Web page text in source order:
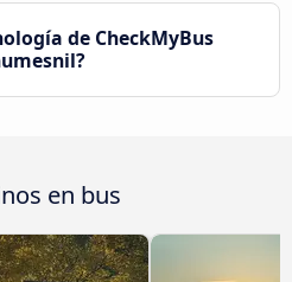
de CheckMyBus
en bus